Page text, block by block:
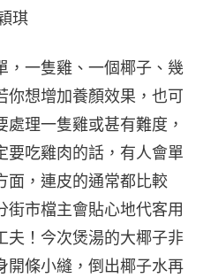
琪
，一隻雞、一個椰子、幾
你想增加養顏效果，也可
理一隻雞或甚有難度，
要吃雞肉的話，有人會單
面，連皮的通常都比較
街市檔主會貼心地代客用
夫！今次煲湯的大椰子非
開條小縫，倒出椰子水再